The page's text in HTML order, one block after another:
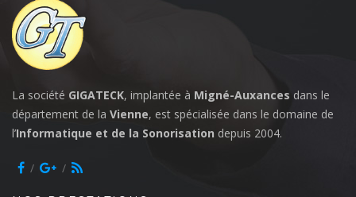
La société GIGATECK, implantée à Migné-Auxances dans le
département de la Vienne, est spécialisée dans le domaine de
l’Informatique et de la Sonorisation depuis 2004.